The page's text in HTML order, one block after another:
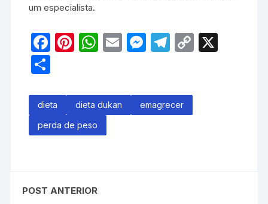
um especialista.
F
e
b
o
Pi
e
st
W
s
A
p
E
M
s
e
T
gr
a
C
ar
e
dieta dieta dukan
emagrecer
perda de peso
POST ANTERIOR